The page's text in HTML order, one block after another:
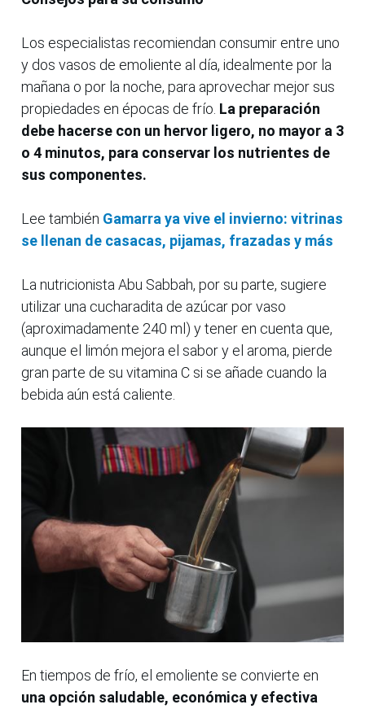
Los especialistas recomiendan consumir entre uno
y dos vasos de emoliente al día, idealmente por la
mañana o por la noche, para aprovechar mejor sus
propiedades en épocas de frío. La preparación
debe hacerse con un hervor ligero, no mayor a 3
o 4 minutos, para conservar los nutrientes de
sus componentes.
Lee también Gamarra ya vive el invierno: vitrinas
se llenan de casacas, pijamas, frazadas y más
La nutricionista Abu Sabbah, por su parte, sugiere
utilizar una cucharadita de azúcar por vaso
(aproximadamente 240 ml) y tener en cuenta que,
aunque el limón mejora el sabor y el aroma, pierde
gran parte de su vitamina C si se añade cuando la
bebida aún está caliente.
En tiempos de frío, el emoliente se convierte en
una opción saludable, económica y efectiva